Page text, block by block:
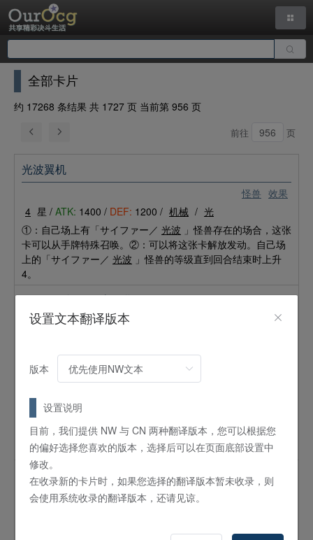
全部卡片
约 17268 条结果 共 1727 页 当前第 956 页
前往 页
怪兽 效果
光波翼机
4 星 / ATK: 1400 / DEF: 1200 / 机械 / 光
①：自己场上有「サイファー／ 光波 」怪兽存在的场合，这张
卡可以从手牌特殊召唤。②：可以将这张卡解放发动。自己场
上的「サイファー／ 光波 」怪兽的等级直到回合结束时上升
4。
XYZ
等级4怪兽×2
这个卡名的②效果1回合只能使用1次。①：自己或者对手怪兽
怪兽变为守备表示。②：这张卡在墓地存在的场合，可以以场
上的1只「希望皇ホープ／希望皇 霍普」怪兽为对象发动。将
这张卡以守备表示特殊召唤，将对象怪兽叠放在这张卡下面作
为多维素材。这个效果在对手的回合也能发动。
No.78 编号众档案馆
设置文本翻译版本
版本
设置说明
目前，我们提供 NW 与 CN 两种翻译版本，您可以根据您
的偏好选择您喜欢的版本，选择后可以在页面底部设置中
修改。
在收录新的卡片时，如果您选择的翻译版本暂未收录，则
会使用系统收录的翻译版本，还请见谅。